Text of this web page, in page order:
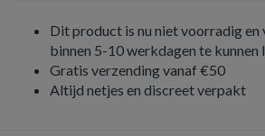
Dit product is nu niet voorradig en
binnen 5-10 werkdagen te kunnen
Gratis verzending vanaf €50
Altijd netjes en discreet verpakt